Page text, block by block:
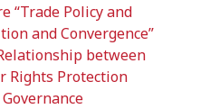
“Trade Policy and
and Convergence”
between
Rights Protection